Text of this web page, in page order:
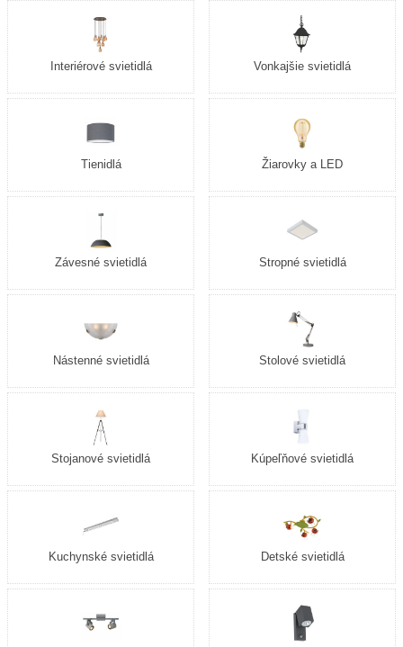
Interiérové svietidlá Vonkajšie svietidlá
Tienidlá Žiarovky a LED
Závesné svietidlá Stropné svietidlá
Nástenné svietidlá Stolové svietidlá
Stojanové svietidlá Kúpeľňové svietidlá
Kuchynské svietidlá Detské svietidlá